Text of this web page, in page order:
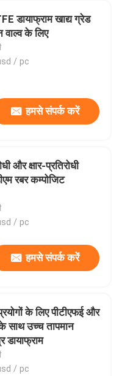
डायाफ्राम खाद्य ग्रेड
वाल्व के लिए
/ pc
हमसे संपर्क करें
और क्षार-प्रतिरोधी
रबर कम्पोजिट
/ pc
हमसे संपर्क करें
के लिए पीटीएफई और
साथ उच्च तापमान
डायाफ्राम
/ pc